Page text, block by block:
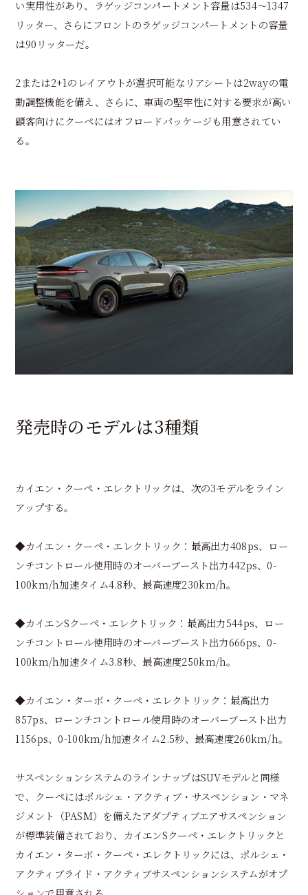
い実用性があり、ラゲッジコンパートメント容量は534～1347
リッター、さらにフロントのラゲッジコンパートメントの容量
は90リッターだ。
2または2+1のレイアウトが選択可能なリアシートは2wayの電
動調整機能を備え、さらに、車両の堅牢性に対する要求が高い
顧客向けにクーペにはオフロードパッケージも用意されてい
る。
発売時のモデルは3種類
カイエン・クーペ・エレクトリックは、次の3モデルをライン
アップする。
◆カイエン・クーペ・エレクトリック：最高出力408ps、ロー
ンチコントロール使用時のオーバーブースト出力442ps、0-
100km/h加速タイム4.8秒、最高速度230km/h。
◆カイエンSクーペ・エレクトリック：最高出力544ps、ロー
ンチコントロール使用時のオーバーブースト出力666ps、0-
100km/h加速タイム3.8秒、最高速度250km/h。
◆カイエン・ターボ・クーペ・エレクトリック：最高出力
857ps、ローンチコントロール使用時のオーバーブースト出力
1156ps、0-100km/h加速タイム2.5秒、最高速度260km/h。
サスペンションシステムのラインナップはSUVモデルと同様
で、クーペにはポルシェ・アクティブ・サスペンション・マネ
ジメント（PASM）を備えたアダプティブエアサスペンション
が標準装備されており、カイエンSクーペ・エレクトリックと
カイエン・ターボ・クーペ・エレクトリックには、ポルシェ・
アクティブライド・アクティブサスペンションシステムがオプ